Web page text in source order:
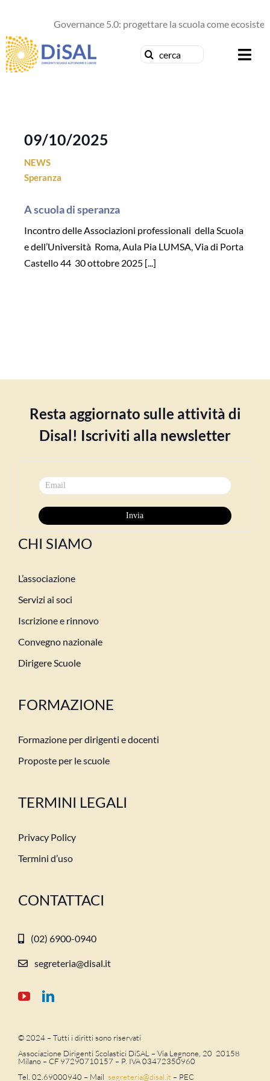
contenuto
Governance 5.0: progettare la scuola come
Cerca
Formazione
Pubblicazioni
Contattaci
09/10/2025
NEWS
Speranza
A scuola di speranza
Incontro delle Associazioni professionali della Scuola
e dell’Università Roma, Aula Pia LUMSA, Via di Porta
Castello 44 30 ottobre 2025 [...]
Resta aggiornato sulle attività di
Disal! Iscriviti alla newsletter
CHI SIAMO
L’associazione
Servizi ai soci
Iscrizione e rinnovo
Convegno nazionale
Dirigere Scuole
FORMAZIONE
Formazione per dirigenti e docenti
Proposte per le scuole
TERMINI LEGALI
Privacy Policy
Termini d’uso
CONTATTACI
(02) 6900-0940
segreteria@disal.it
© 2024 – Tutti i diritti sono riservati
Associazione Dirigenti Scolastici DiSAL – Via Legnone, 20 20158
Milano – CF 97290710157 – P. IVA 03472350960
Tel. 02.69000940 – Mail segreteria@disal.it – PEC